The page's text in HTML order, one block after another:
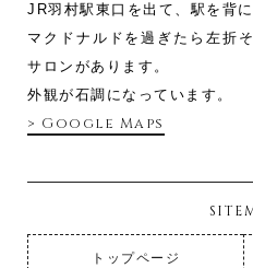
JR羽村駅東口を出て、駅を背
マクドナルドを過ぎたら左折
サロンがあります。
外観が石調になっています。
> Google Maps
トップページ